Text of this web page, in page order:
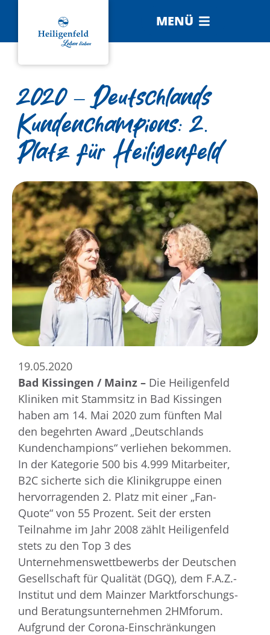
MENÜ
2020 – Deutschlands
Kundenchampions: 2.
Platz für Heiligenfeld
19.05.2020
Bad Kissingen / Mainz – Die Heiligenfeld
Kliniken mit Stammsitz in Bad Kissingen
haben am 14. Mai 2020 zum fünften Mal
den begehrten Award „Deutschlands
Kundenchampions“ verliehen bekommen.
In der Kategorie 500 bis 4.999 Mitarbeiter,
B2C sicherte sich die Klinikgruppe einen
hervorragenden 2. Platz mit einer „Fan-
Quote“ von 55 Prozent. Seit der ersten
Teilnahme im Jahr 2008 zählt Heiligenfeld
stets zu den Top 3 des
Unternehmenswettbewerbs der Deutschen
Gesellschaft für Qualität (DGQ), dem F.A.Z.-
Institut und dem Mainzer Marktforschungs-
und Beratungsunternehmen 2HMforum.
Aufgrund der Corona-Einschränkungen